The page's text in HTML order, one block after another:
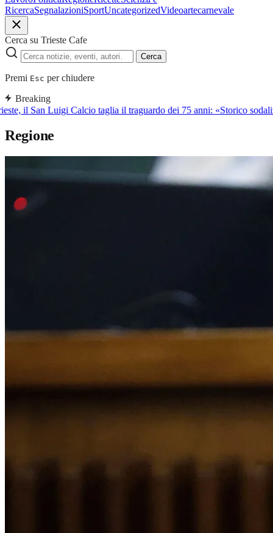
RicercaSegnalazioniSportUncategorizedVideoartecarnevale
Cerca su Trieste Cafe
Cerca
Premi Esc per chiudere
Breaking
il San Luigi Calcio taglia il traguardo dei 75 anni: «Storico
Regione